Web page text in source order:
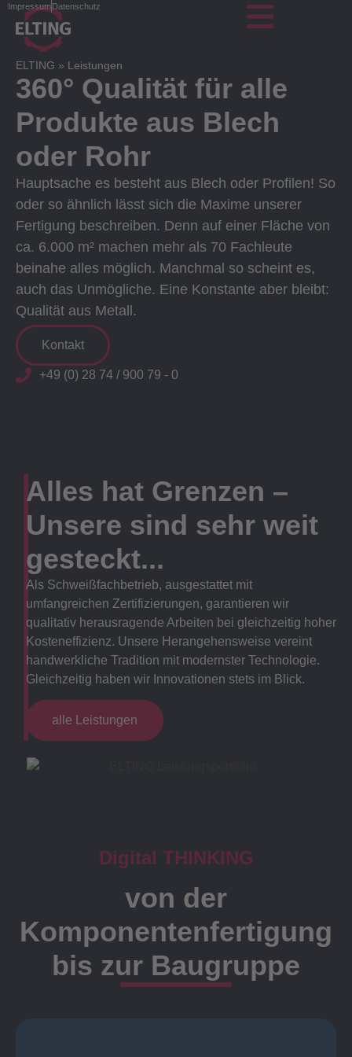
ImpressumDatenschutz
ELTING » Leistungen
360° Qualität für alle
Produkte aus Blech
oder Rohr
Hauptsache es besteht aus Blech oder Profilen! So
oder so ähnlich lässt sich die Maxime unserer
Fertigung beschreiben. Denn auf einer Fläche von
ca. 6.000 m² machen mehr als 70 Fachleute
beinahe alles möglich. Manchmal so scheint es,
auch das Unmögliche. Eine Konstante aber bleibt:
Qualität aus Metall.
Kontakt
+49 (0) 28 74 / 900 79 - 0
Alles hat Grenzen –
Unsere sind sehr weit
gesteckt...
Als Schweißfachbetrieb, ausgestattet mit
umfangreichen Zertifizierungen, garantieren wir
qualitativ herausragende Arbeiten bei gleichzeitig hoher
Kosteneffizienz. Unsere Herangehensweise vereint
handwerkliche Tradition mit modernster Technologie.
Gleichzeitig haben wir Innovationen stets im Blick.
alle Leistungen
Digital THINKING
von der
Komponentenfertigung
bis zur Baugruppe